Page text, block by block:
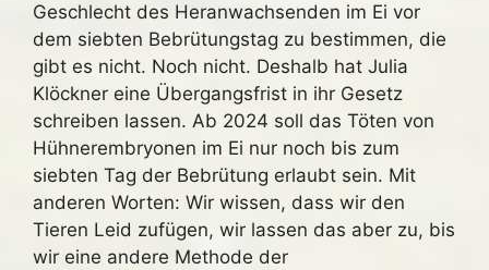
Geschlecht des Heranwachsenden im Ei vor
dem siebten Bebrütungstag zu bestimmen, die
gibt es nicht. Noch nicht. Deshalb hat Julia
Klöckner eine Übergangsfrist in ihr Gesetz
schreiben lassen. Ab 2024 soll das Töten von
Hühnerembryonen im Ei nur noch bis zum
siebten Tag der Bebrütung erlaubt sein. Mit
anderen Worten: Wir wissen, dass wir den
Tieren Leid zufügen, wir lassen das aber zu, bis
wir eine andere Methode der